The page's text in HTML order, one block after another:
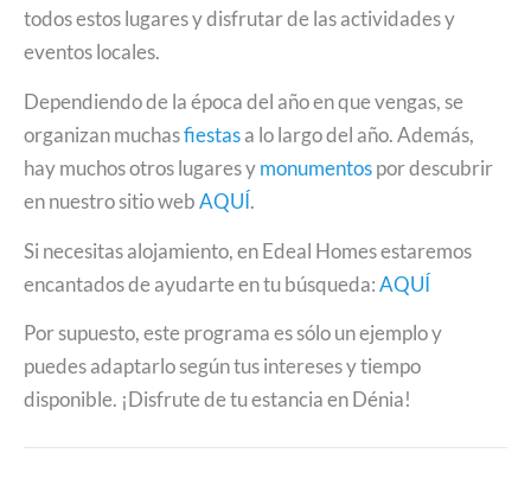
todos estos lugares y disfrutar de las actividades y
eventos locales.
Dependiendo de la época del año en que vengas, se
organizan muchasfiestasa lo largo del año. Además,
hay muchos otros lugares ymonumentospor descubrir
en nuestro sitio webAQUÍ.
Si necesitas alojamiento, en Edeal Homes estaremos
encantados de ayudarte en tu búsqueda:AQUÍ
Por supuesto, este programa es sólo un ejemplo y
puedes adaptarlo según tus intereses y tiempo
disponible. ¡Disfrute de tu estancia en Dénia!